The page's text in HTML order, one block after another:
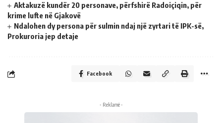
Aktakuzë kundër 20 personave, përfshirë Radoiçiqin, për
krime lufte në Gjakovë
Ndalohen dy persona për sulmin ndaj një zyrtari të IPK-së,
Prokuroria jep detaje
Facebook
- Reklamë -